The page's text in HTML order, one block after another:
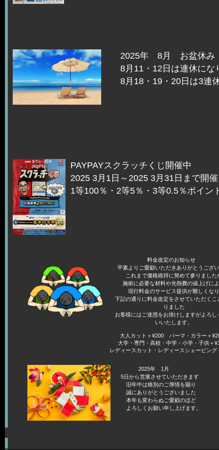
2025年 8月 お盆
8月11・12日は連休にな
8月18・19・20日は3
PAYPAYスクラッチくじ開催中
2025 3月1日～2025 3月31日まで開催
1等100％・2等5％・3等0.5％ポイン
料金改定のお知らせ
平素よりご愛顧いただきありがとうござ
これまで価格維持に努めて参りました
施術に必要な材料や光熱費の値上げに
現行料金のサービス提供が難しくなり
下記の通りに料金改定をさせていただくこ
りました
お客様にはご迷惑をお掛けしますがよろし
いいたします。
大人カット＋¥200 パーマ・カラー＋
大学・専門・高校・中学・小学・子供＋
レディースカット・レディースシェービング＋
2025
5日から営業させていた
旧年中は格別のご厚
誠にありがとうございま
本年も変わらぬご愛顧の
よろしくお願い申し上げま